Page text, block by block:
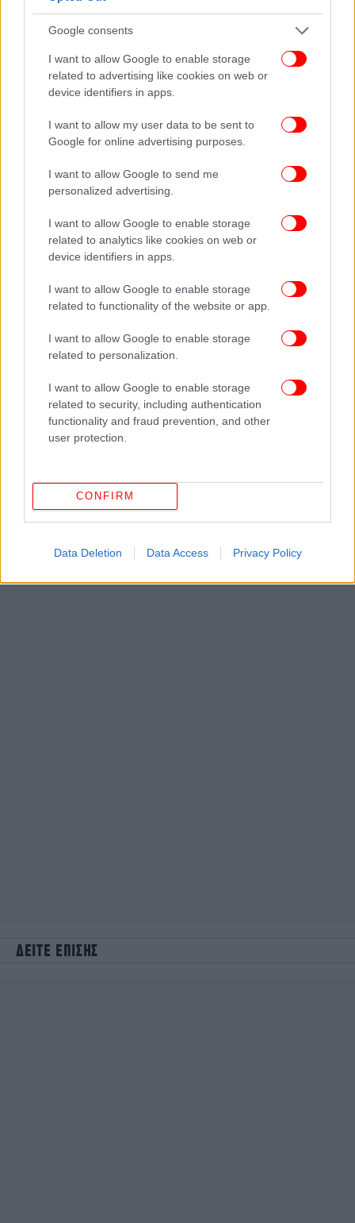
Google consents
I want to allow Google to enable storage
related to advertising like cookies on web or
device identifiers in apps.
I want to allow my user data to be sent to
Google for online advertising purposes.
I want to allow Google to send me
personalized advertising.
I want to allow Google to enable storage
related to analytics like cookies on web or
device identifiers in apps.
I want to allow Google to enable storage
related to functionality of the website or app.
I want to allow Google to enable storage
related to personalization.
I want to allow Google to enable storage
related to security, including authentication
functionality and fraud prevention, and other
user protection.
CONFIRM
Data Deletion Data Access Privacy Policy
ΠΕΡΙΣΣΟΤΕΡΑ ΒΙΝΤΕΟ
και μάθετε
πρώτοι όλες τις ειδήσεις
Δείτε όλες τις τελευταίες
Ειδήσεις
από την Ελλάδα και τον Κόσμο,
ΔΙΑΒΑΣΤΕ ΠΕΡΙΣΣΟΤΕΡΑ ΔΡΑΠΕΤΣΏΝΑ ΕΠΙΒΆΤΗΣ
ΤΡΌΛΕΙ
ΤΡΟΧΑΊΟ
ΤΙΜΌΝΙ
ΔΕΙΤΕ ΕΠΙΣΗΣ